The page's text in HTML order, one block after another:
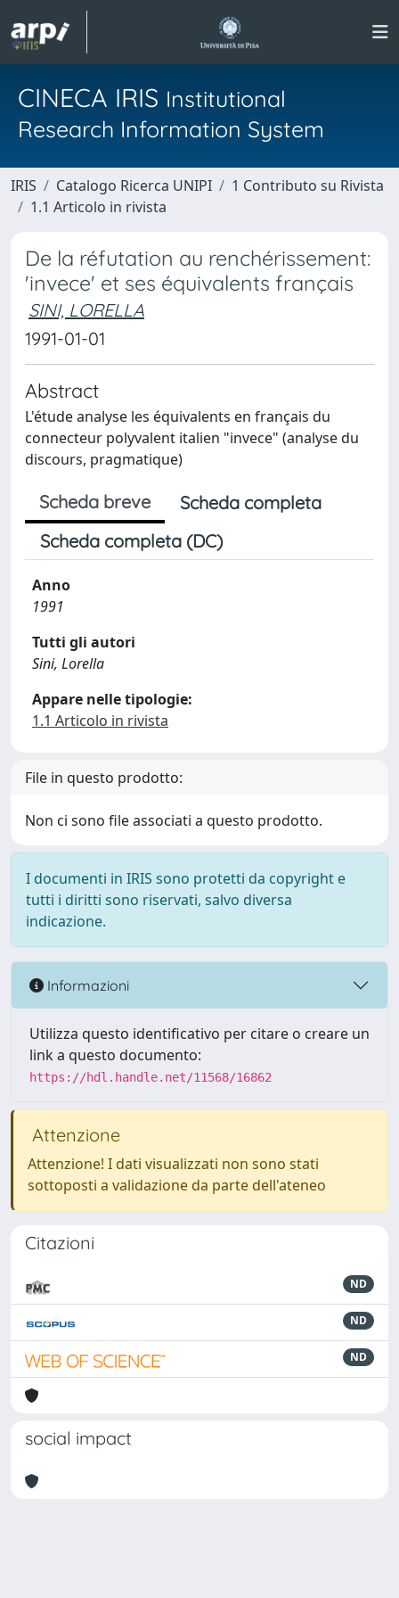
CINECA IRIS Institutional
Research Information System
IRIS Catalogo Ricerca UNIPI
1 Contributo su Rivista
1.1 Articolo in rivista
De la réfutation au renchérissement:
'invece' et ses équivalents français
SINI, LORELLA
1991-01-01
Abstract
L'étude analyse les équivalents en français du
connecteur polyvalent italien "invece" (analyse du
discours, pragmatique)
Scheda breve
Scheda completa
Scheda completa (DC)
Anno
1991
Tutti gli autori
Sini, Lorella
Appare nelle tipologie:
1.1 Articolo in rivista
File in questo prodotto:
Non ci sono file associati a questo prodotto.
I documenti in IRIS sono protetti da copyright e
tutti i diritti sono riservati, salvo diversa
indicazione.
Informazioni
Utilizza questo identificativo per citare o creare un
link a questo documento:
https://hdl.handle.net/11568/16862
Attenzione
Attenzione! I dati visualizzati non sono stati
sottoposti a validazione da parte dell'ateneo
Citazioni
ND
ND
ND
social impact